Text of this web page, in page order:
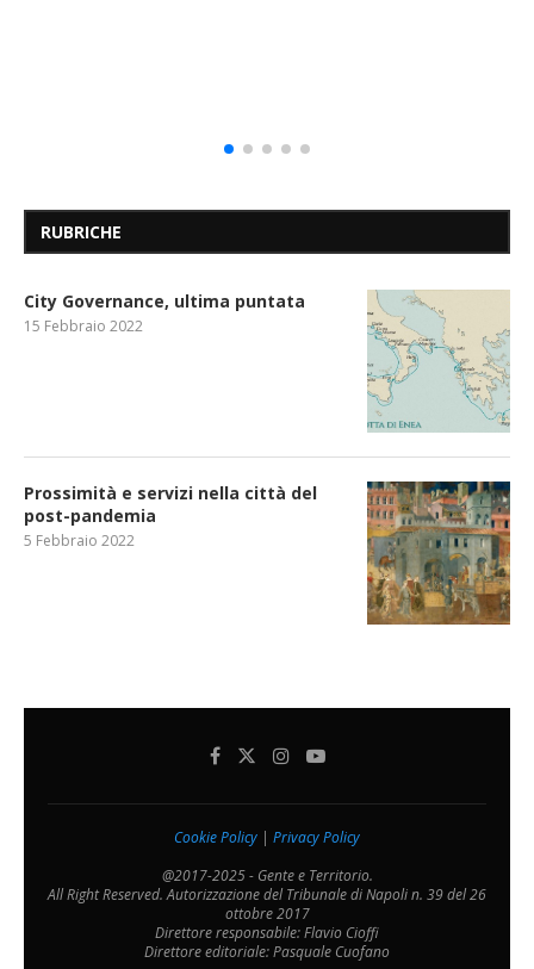
RUBRICHE
City Governance, ultima puntata
15 Febbraio 2022
Prossimità e servizi nella città del
post-pandemia
5 Febbraio 2022
Cookie Policy | Privacy Policy
@2017-2025 - Gente e Territorio.
All Right Reserved. Autorizzazione del Tribunale di Napoli n. 39 del 26
ottobre 2017
Direttore responsabile: Flavio Cioffi
Direttore editoriale: Pasquale Cuofano